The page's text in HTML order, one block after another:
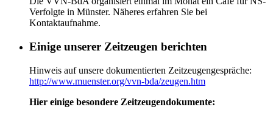
Verfolgte in Münster. Näheres erfahren Sie bei
Kontaktaufnahme.
Einige unserer Zeitzeugen berichten
Hinweis auf unsere dokumentierten Zeitzeugengespräche:
http://www.muenster.org/vvn-bda/zeugen.htm
Hier einige besondere Zeitzeugendokumente: